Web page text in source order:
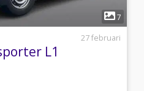
7
27 februari
L1